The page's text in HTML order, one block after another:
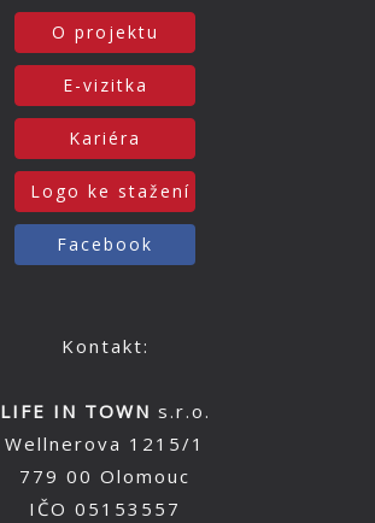
O projektu
E-vizitka
Kariéra
Logo ke stažení
Facebook
Kontakt:
LIFE IN TOWN s.r.o.
Wellnerova 1215/1
779 00 Olomouc
IČO 05153557